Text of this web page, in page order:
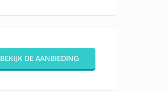
BEKIJK DE AANBIEDING